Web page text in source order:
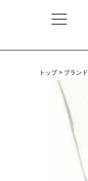
トップ ブランド